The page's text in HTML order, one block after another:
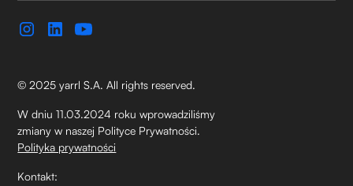
© 2025 yarrl S.A. All rights reserved.
W dniu 11.03.2024 roku wprowadziliśmy
zmiany w naszej Polityce Prywatności.
Polityka prywatności
Kontakt: